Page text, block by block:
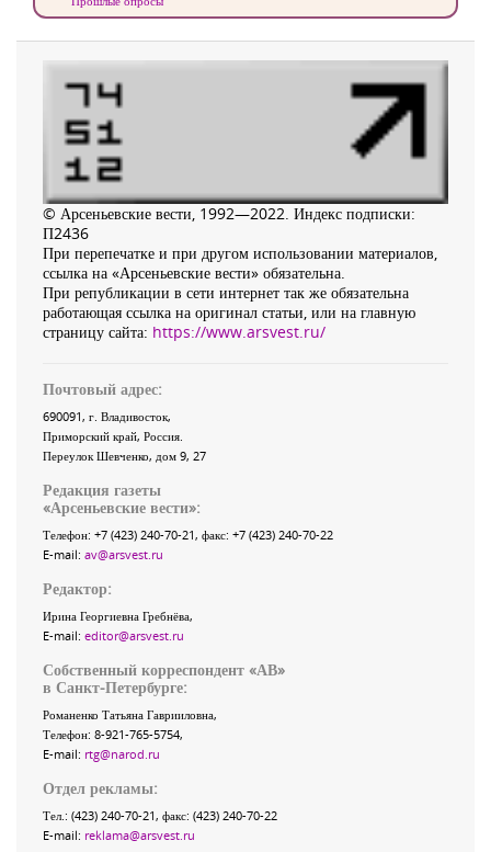
© Арсеньевские вести, 1992—2022. Индекс подписки:
П2436
При перепечатке и при другом использовании материалов,
ссылка на «Арсеньевские вести» обязательна.
При републикации в сети интернет так же обязательна
работающая ссылка на оригинал статьи, или на главную
страницу сайта: https://www.arsvest.ru/
Почтовый адрес:
690091, г. Владивосток,
Приморский край, Россия
Переулок Шевченко, дом 9, 27
Редакция газеты
«Арсеньевские вести»:
Телефон: +7 (423) 240-70-21, факс: +7 (423) 240-70-22
E-mail: av@arsvest.ru
Редактор:
Ирина Георгиевна Гребнёва,
E-mail: editor@arsvest.ru
Собственный корреспондент «АВ»
в Санкт-Петербурге:
Романенко Татьяна Гаврииловна,
Телефон: 8-921-765-5754,
E-mail: rtg@narod.ru
Отдел рекламы:
Тел.: (423) 240-70-21, факс: (423) 240-70-22
E-mail: reklama@arsvest.ru